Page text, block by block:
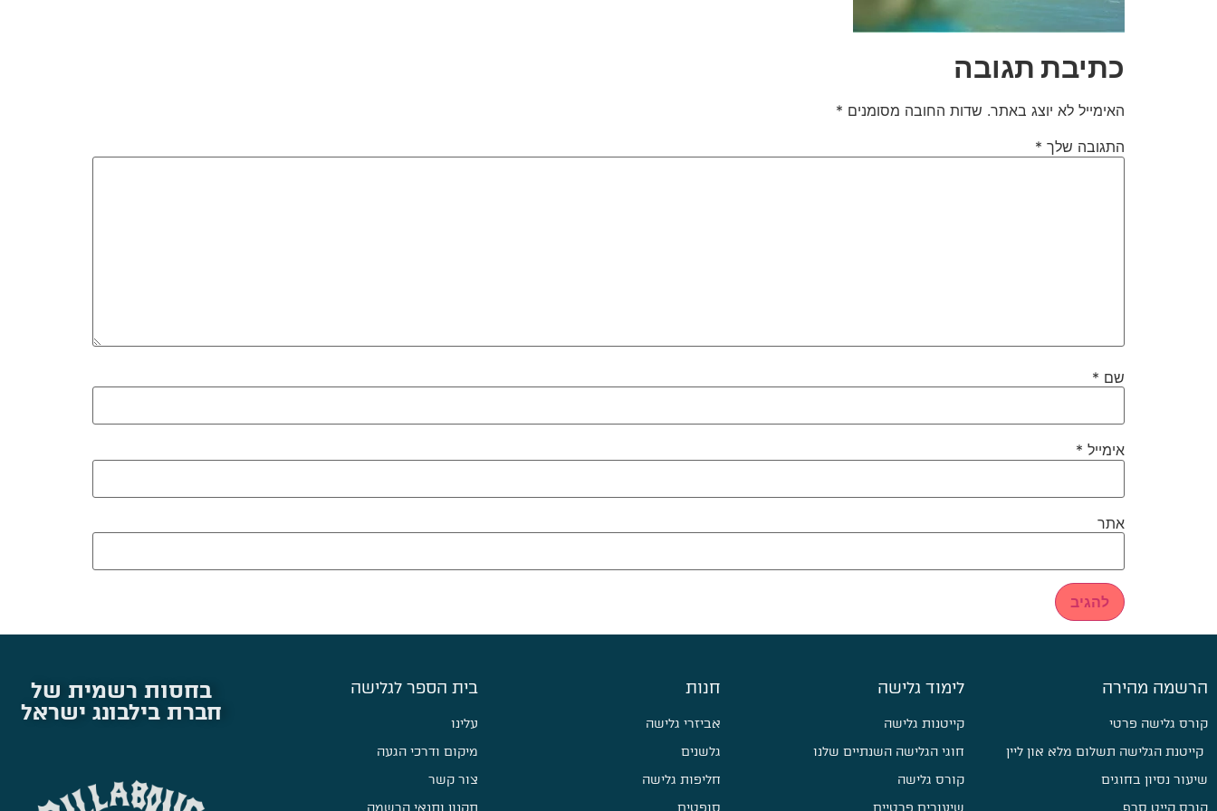
כתיבת תגובה
האימייל לא יוצג באתר. שדות החובה מסומנים *
התגובה שלך *
שם *
אימייל *
אתר
הרשמה מהירה
קורס גלישה פרטי
קייטנת הגלישה תשלום מלא און ליין
שיעור נסיון בחוגים
קורס קייט סרף
לימוד גלישה
קייטנות גלישה
חוגי הגלישה השנתיים שלנו
קורס גלישה
שיעורים פרטיים
חנות
אביזרי גלישה
גלשנים
חליפות גלישה
סופטים
בית הספר לגלישה
עלינו
מיקום ודרכי הגעה
צור קשר
תקנון ותנאי הרשמה
בחסות רשמית של
חברת בילבונג ישראל